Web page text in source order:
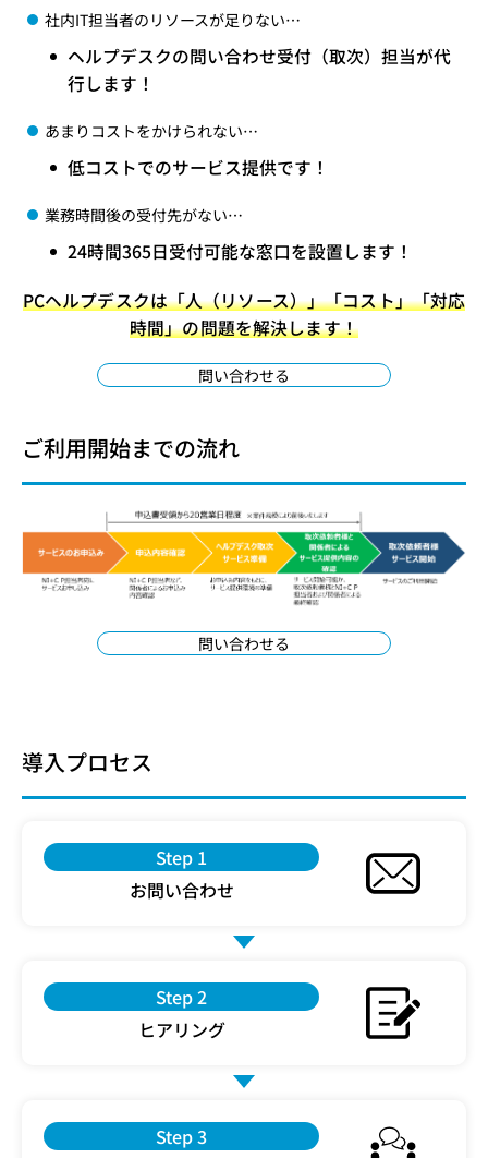
社内IT担当者のリソースが足りない…
ヘルプデスクの問い合わせ受付（取次）担当が代
行します！
あまりコストをかけられない…
低コストでのサービス提供です！
業務時間後の受付先がない…
24時間365日受付可能な窓口を設置します！
PCヘルプデスクは「人（リソース）」「コスト」「対応
時間」の問題を解決します！
問い合わせる
ご利用開始までの流れ
問い合わせる
導入プロセス
Step 1
お問い合わせ
Step 2
ヒアリング
Step 3